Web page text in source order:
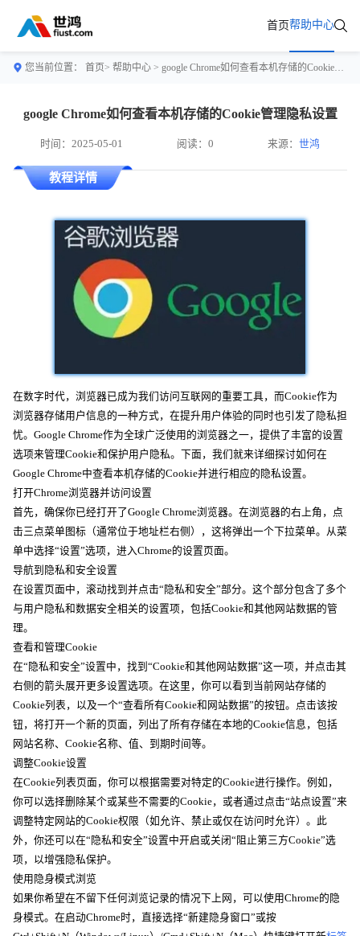
首页帮助中心
您当前位置： 首页> 帮助中心 > google Chrome如何查看本机存储的Cookie管理隐私设置
google Chrome如何查看本机存储的Cookie管理隐私设置
时间：2025-05-01 阅读：0 来源：世鸿
教程详情
在数字时代，浏览器已成为我们访问互联网的重要工具，而Cookie作为
浏览器存储用户信息的一种方式，在提升用户体验的同时也引发了隐私担
忧。Google Chrome作为全球广泛使用的浏览器之一，提供了丰富的设置
选项来管理Cookie和保护用户隐私。下面，我们就来详细探讨如何在
Google Chrome中查看本机存储的Cookie并进行相应的隐私设置。
打开Chrome浏览器并访问设置
首先，确保你已经打开了Google Chrome浏览器。在浏览器的右上角，点
击三点菜单图标（通常位于地址栏右侧），这将弹出一个下拉菜单。从菜
单中选择“设置”选项，进入Chrome的设置页面。
导航到隐私和安全设置
在设置页面中，滚动找到并点击“隐私和安全”部分。这个部分包含了多个
与用户隐私和数据安全相关的设置项，包括Cookie和其他网站数据的管
理。
查看和管理Cookie
在“隐私和安全”设置中，找到“Cookie和其他网站数据”这一项，并点击其
右侧的箭头展开更多设置选项。在这里，你可以看到当前网站存储的
Cookie列表，以及一个“查看所有Cookie和网站数据”的按钮。点击该按
钮，将打开一个新的页面，列出了所有存储在本地的Cookie信息，包括
网站名称、Cookie名称、值、到期时间等。
调整Cookie设置
在Cookie列表页面，你可以根据需要对特定的Cookie进行操作。例如，
你可以选择删除某个或某些不需要的Cookie，或者通过点击“站点设置”来
调整特定网站的Cookie权限（如允许、禁止或仅在访问时允许）。此
外，你还可以在“隐私和安全”设置中开启或关闭“阻止第三方Cookie”选
项，以增强隐私保护。
使用隐身模式浏览
如果你希望在不留下任何浏览记录的情况下上网，可以使用Chrome的隐
身模式。在启动Chrome时，直接选择“新建隐身窗口”或按